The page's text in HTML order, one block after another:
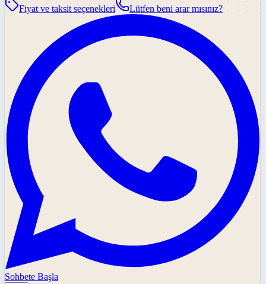
Fiyat ve taksit seçenekleri
Lütfen beni arar mısınız?
Sohbete Başla